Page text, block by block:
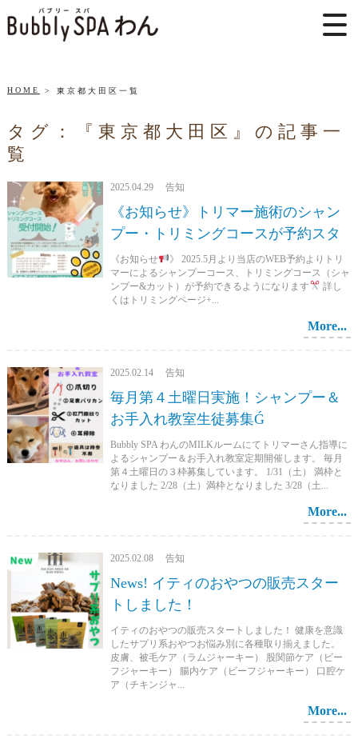
HOME 東京都大田区一覧
タグ：『東京都大田区』の記事一
覧
2025.04.29 告知
《お知らせ》トリマー施術のシャン
プー・トリミングコースが予約スタ
《お知らせ
》 2025.5月より当店のWEB予約よりトリ
マーによるシャンプーコース、トリミングコース（シャ
ンプー&カット）が予約できるようになります
詳し
くはトリミングページ+...
More...
2025.02.14 告知
毎月第４土曜日実施！シャンプー＆
お手入れ教室生徒募集Ǵ
Bubbly SPA わんのMILKルームにてトリマーさん指導に
よるシャンプー＆お手入れ教室定期開催します。 毎月
第４土曜日の３枠募集しています。 1/31（土） 満枠と
なりました 2/28（土）満枠となりました 3/28（土...
More...
2025.02.08 告知
News! イティのおやつの販売スター
トしました！
イティのおやつの販売スタートしました！ 健康を意識
したサプリ系おやつお悩み別に各種取り揃えました。
皮膚、被毛ケア（ラムジャーキー） 股関節ケア（ビー
フジャーキー） 腸内ケア（ビーフジャーキー） 口腔ケ
ア（チキンジャ...
More...